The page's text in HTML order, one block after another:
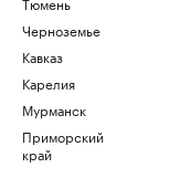
Черноземье
Кавказ
Карелия
Мурманск
Приморский
край